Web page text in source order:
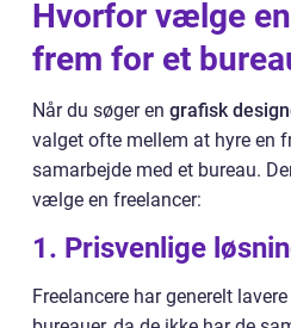
Hvorfor vælge
frem for et
Når du søger en grafisk
valget ofte mellem at hyre en
samarbejde med et bureau.
vælge en freelancer:
1. Prisvenlige
Freelancere har generelt